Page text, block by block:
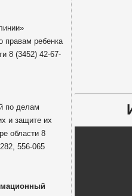
правам ребенка
8 (3452) 42-67-
по делам
и защите их
области 8
556-065